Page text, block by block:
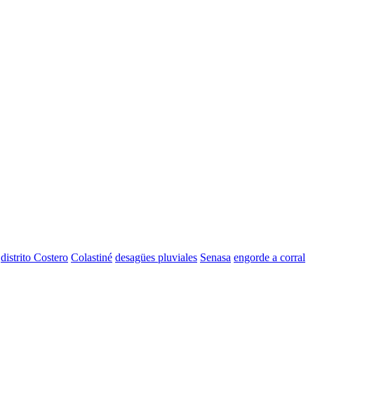
distrito Costero Colastiné desagües pluviales Senasa engorde a corral